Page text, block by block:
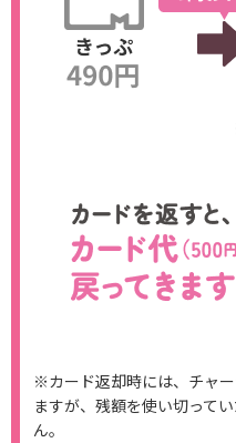
※カード返却時には、チャ
ますが、残額を使い切って
ん。